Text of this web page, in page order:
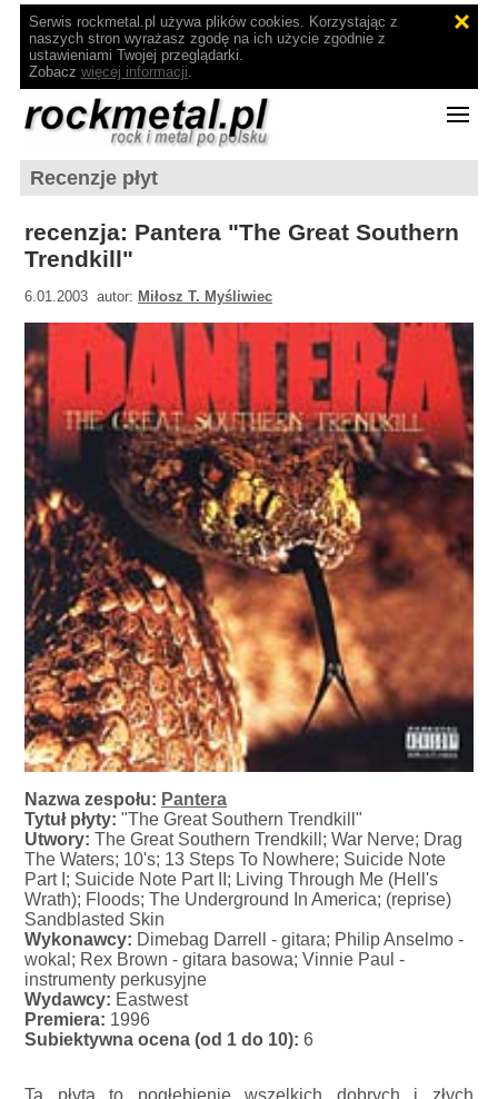
Serwis rockmetal.pl używa plików cookies. Korzystając z
naszych stron wyrażasz zgodę na ich użycie zgodnie z
ustawieniami Twojej przeglądarki.
Zobacz więcej informacji.
Recenzje płyt
recenzja: Pantera "The Great Southern
Trendkill"
6.01.2003 autor: Miłosz T. Myśliwiec
Nazwa zespołu: Pantera
Tytuł płyty: "The Great Southern Trendkill"
Utwory: The Great Southern Trendkill; War Nerve; Drag
The Waters; 10's; 13 Steps To Nowhere; Suicide Note
Part I; Suicide Note Part II; Living Through Me (Hell's
Wrath); Floods; The Underground In America; (reprise)
Sandblasted Skin
Wykonawcy: Dimebag Darrell - gitara; Philip Anselmo -
wokal; Rex Brown - gitara basowa; Vinnie Paul -
instrumenty perkusyjne
Wydawcy: Eastwest
Premiera: 1996
Subiektywna ocena (od 1 do 10): 6